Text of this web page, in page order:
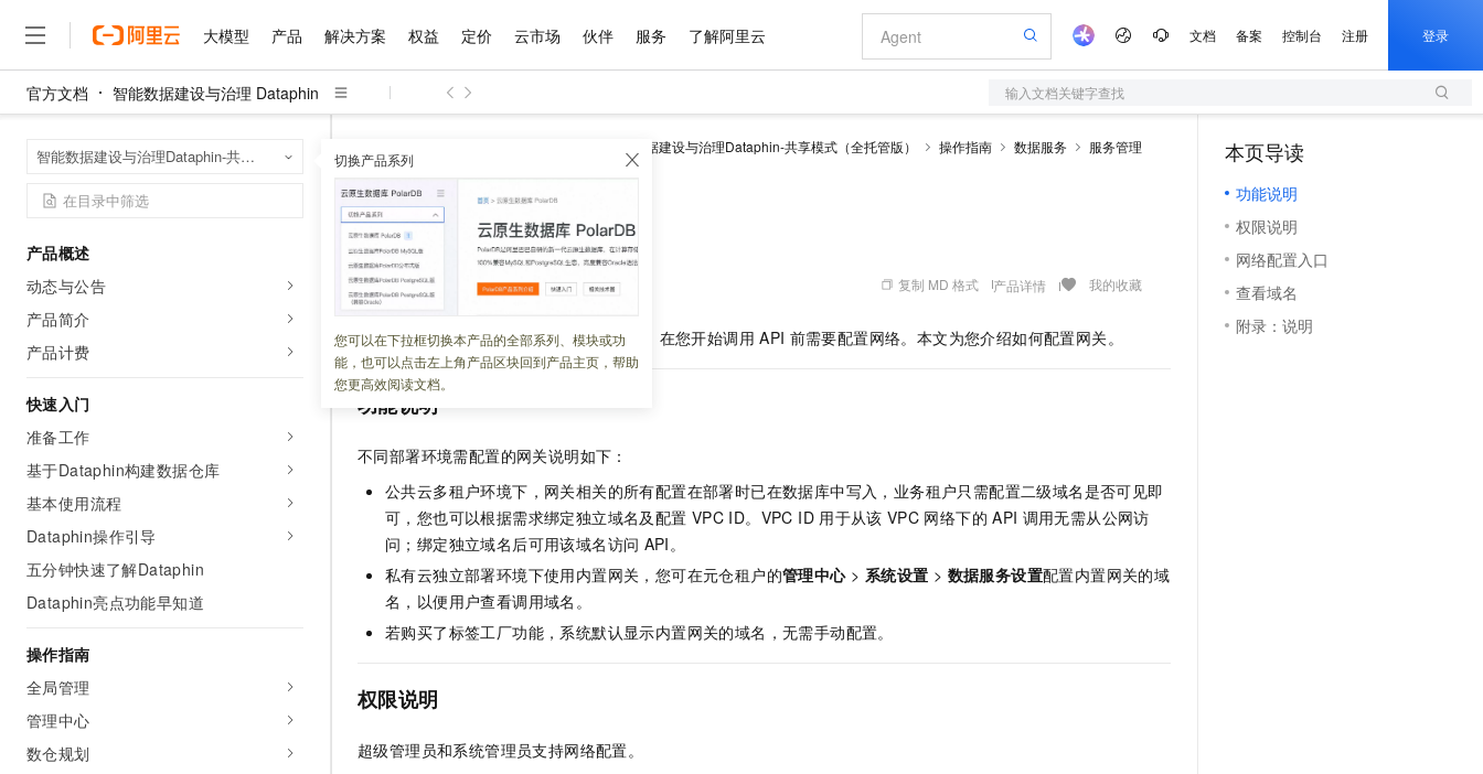
大模型 产品 解决方案 权益 定价 云市场 伙伴 服务 了解阿里云 文档 备案 控制台 注册 登录
官方文档 智能数据建设与治理 Dataphin 输入文档关键字查找
智能数据建设与治理Dataphin-共享模式（全托管版） 切换产品系列
您可以在下拉框切换本产品的全部系列、模块或功
能，也可以点击左上角产品区块回到产品主页，帮助
您更高效阅读文档。
产品概述
动态与公告
产品简介
产品计费
快速入门
准备工作
基于Dataphin构建数据仓库
基本使用流程
Dataphin操作引导
五分钟快速了解Dataphin
Dataphin亮点功能早知道
操作指南
全局管理
管理中心
数仓规划
智能数据建设与治理Dataphin-共享模式（全托管版） 操作指南 数据服务
服务管理
网络配置
网络配置
更新时间：2025-11-04 07:21:57 复制 MD 格式 产品详情 我的收藏
为了实现应用与数据服务之间的网络互通，在您开始调用 API 前需要配置网络。本文为您介绍如何配置网关。
功能说明
不同部署环境需配置的网关说明如下：
公共云多租户环境下，网关相关的所有配置在部署时已在数据库中写入，业务租户只需配置二级域名是否可见即
可，您也可以根据需求绑定独立域名及配置 VPC ID。VPC ID 用于从该 VPC 网络下的 API 调用无需从公网访
问；绑定独立域名后可用该域名访问 API。
私有云独立部署环境下使用内置网关，您可在元仓租户的管理中心> 系统设置 > 数据服务设置配置内置网关的域
名，以便用户查看调用域名。
若购买了标签工厂功能，系统默认显示内置网关的域名，无需手动配置。
权限说明
超级管理员和系统管理员支持网络配置。
本页导读
功能说明
权限说明
网络配置入口
查看域名
附录：说明
大模型
大模型服务平台百炼
大模型
文本生成
Qwen3.8-Max HOT
智能体时代全能旗舰模型
Qwen3.7-Plus
视觉 Coding、空间感知、多模态思考等全面升级
Kimi-K3 NEW
Kimi 最新旗舰模型，长程编程与推理利器
1M上下文，专为长程任务能力而生
图片和视频生成
HappyHorse-1.1-T2V
文戏情感细腻自然，动作戏激烈拳拳到肉，实现更强表演能力
语音识别与合成
Qwen3-TTS-Flash
大模型服务
千问AI平台-Token Plan NEW
千问AI平台-模型体验
AI 应用构建
大模型服务平台百炼-应用模版
大模型原生应用
产品
精选产品
人工智能与机器学习
存储
网络与CDN
安全
中间件
数据库
大数据计算
媒体服务
企业服务与云通信
精选产品
大模型服务平台百炼
大模型服务与应用平台
千问大模型
多元化、高性能、安全可靠的大模型服务
无影云电脑
随时随地安全接入的云上超级电脑
云解析DNS
面向分析的企业级SaaS模式云数据仓库
域名与网站
对象存储 OSS
一站式AI开发、训练和推理服务
Qoder CN
提供一站式管理容器应用的 K8s 服务
面向真实软件的智能体编程平台
轻量应用服务器
数字证书管理服务（原SSL证书）
实现全站HTTPS，呈现可信的WEB访问
短信服务
解决方案
精选解决方案
AI
现代化应用
安全
网络
可观测
上云与迁云
企业出海
政企业务
精选解决方案
睿译宝，AI翻译排版一步到位
上传文档即自动完成翻译和格式还原
GLM-5.2：长任务时代开源旗舰模型
真正可用的 1M 上下文,一次完成代码全链路开发
Hermes Agent，打造自进化智能体
自主进化，持久记忆，越用越聪明
快速拥有专属 OpenClaw
即刻拥有 DeepSeek-V4-Pro
轻松解锁专属 DeepSeek-V4-Pro
从聊天伙伴进化为能主动干活的本地数字员工
Claude Code + GStack 打造工程团队
Agency Agents：拥有专属领域专家
HappyHorse 打造一站式影视创作平台
漫剧工坊：一站式动画创作平台
快速生产连贯的高质量长漫剧
权益 普惠上云
普惠上云 官方力荐
云服务器38元/年起，超值低价云产品抢先购
官方推荐返现计划
推荐新用户得奖励，单订单最高返9万
云工开物
高校专属算力普惠，学生认证享300元代金券
免费试用
最高领取价值200元试用点，立即开启云上创新
AI 产品 免费试用
1亿+ 大模型 tokens 和 30+ 款产品免费体验
140+云产品 免费试用
产品新客免费试用，最长12个月
大模型ACA认证体验
AI 特惠
智启 AI 普惠权益
阿里云 OPC 创新助力计划
至高百万元 Token 补贴，加速一人公司成长
Qwen3.8-Max 首发尝鲜，限时加量 10 倍，夜间低至2折
千问办公，限时限量积分加倍
送.CN域名，送备案服务码
Night Plan 支持 Qwen 3.8-Max NEW
夜间 5 折，Qwen/Meoo/TokenPlan 客户专享
AI 场景体验
图文、视频一站生成，高效打造优质广告素材
AI 办公
智能客服
AI 活动
AI 生产力先锋
先锋实践拓展 AI 生产力的边界
飞天发布时刻
所见，即是所愿
AI 实训营
从基础到进阶，Agent 创客手把手教你
定价 产品定价
了解云产品的定价详情
云上成本管理
管理和优化成本
价格计算器
自助选配和估算价格
价格优势
推动算力普惠，释放技术红利
配置报价器
一站式生成采购清单，支持单品或批量购买
阿里云 OPC 创新助力计划
Token 补贴，五大权
益加速 OPC 成功
云市场 精选商城
网站建设
多端小程序
Salesforce 国际版订阅
友盟天域
观测云
Tuya 物联网平台阿里云版
蓝凌 OA
电子合同
畅捷通
Tableau 订阅
AI空中课堂在线直播课堂（旗舰版）
生态解决方案
开发者生态解决方案
AI 开发和 AI 应用解决方案
数据与 API
数据集
身份实名认证
短信
OCR 文字识别
发票查验
企业应用
ERP
OA 办公系统
广告营销
基础软件
Docker
JAVA
Ubuntu
Red Hat
SUSE
专业服务
公司注册
上云迁移
伙伴 成为销售伙伴
分销伙伴
咨询伙伴
销售伙伴合作计划
Salesforce On Alibaba Cloud
Consulting Partner 合作计划
AI 大模型销售与服务生态合作计划
成为产品伙伴
产品生态集成认证中心
产品生态伙伴工作台
产品伙伴合作计划
数据库合作计划
云网络合作计划
服务生态伙伴
服务伙伴合作计划
Al MaaS 服务伙伴赋能合作
伙伴信用分合作计划
更多支持
合作伙伴培训与认证
服务 售前咨询
在线服务
售后服务
自助服务
工单服务
短信专区
企业增值服务
企业支持计划
企业增值服务台
服务实践
阿里云认证 开发者社区
镜像站
了解阿里云 为什么选择阿里云
什么是云计算
技术领先
稳定可靠
安全合规
分析师报告
研究报告与白皮书
云开发大赛
入门学习赛
最佳实践
云上春晚
云栖战略参考
云上的中国
看见新力量
金融模力时刻
市场活动
活动全景
魔搭 ModelScope
云工开物
加入我们
校园招聘